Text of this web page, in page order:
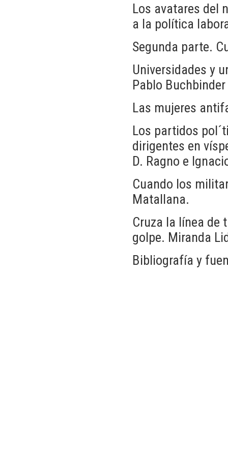
Los avatares del
a la política
Segunda parte.
Universidades y
Pablo
Las mujeres
Los partidos
dirigentes en
D. Ragno e
Cuando los
Matallana.
Cruza la línea de
golpe. Miranda
Bibliografía y